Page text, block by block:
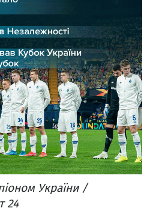
України /
24